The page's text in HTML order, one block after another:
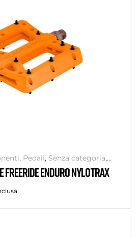
, Pedali, Senza categoria,
FREERIDE ENDURO NYLOTRAX